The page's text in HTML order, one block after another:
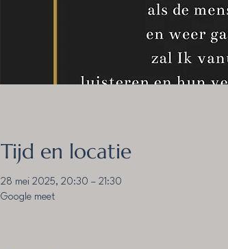
Tijd en locatie
28 mei 2025, 20:30 – 21:30
Google meet